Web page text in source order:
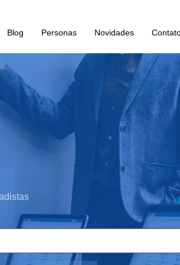
Blog Personas Novidades